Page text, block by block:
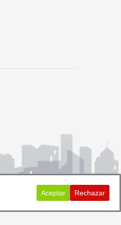
Aceptar Rechazar